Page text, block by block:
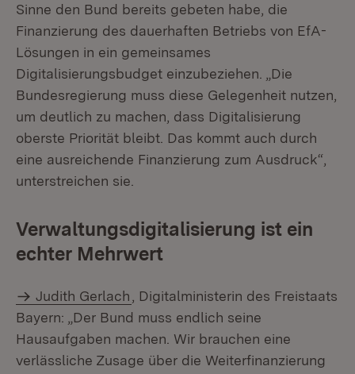
Sinne den Bund bereits gebeten habe, die
Finanzierung des dauerhaften Betriebs von EfA-
Lösungen in ein gemeinsames
Digitalisierungsbudget einzubeziehen. „Die
Bundesregierung muss diese Gelegenheit nutzen,
um deutlich zu machen, dass Digitalisierung
oberste Priorität bleibt. Das kommt auch durch
eine ausreichende Finanzierung zum Ausdruck“,
unterstreichen sie.
Verwaltungsdigitalisierung ist ein
echter Mehrwert
Judith Gerlach
, Digitalministerin des Freistaats
Bayern: „Der Bund muss endlich seine
Hausaufgaben machen. Wir brauchen eine
verlässliche Zusage über die Weiterfinanzierung